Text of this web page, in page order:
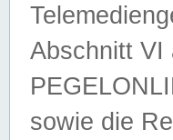
Abschnitt VI
sowie die